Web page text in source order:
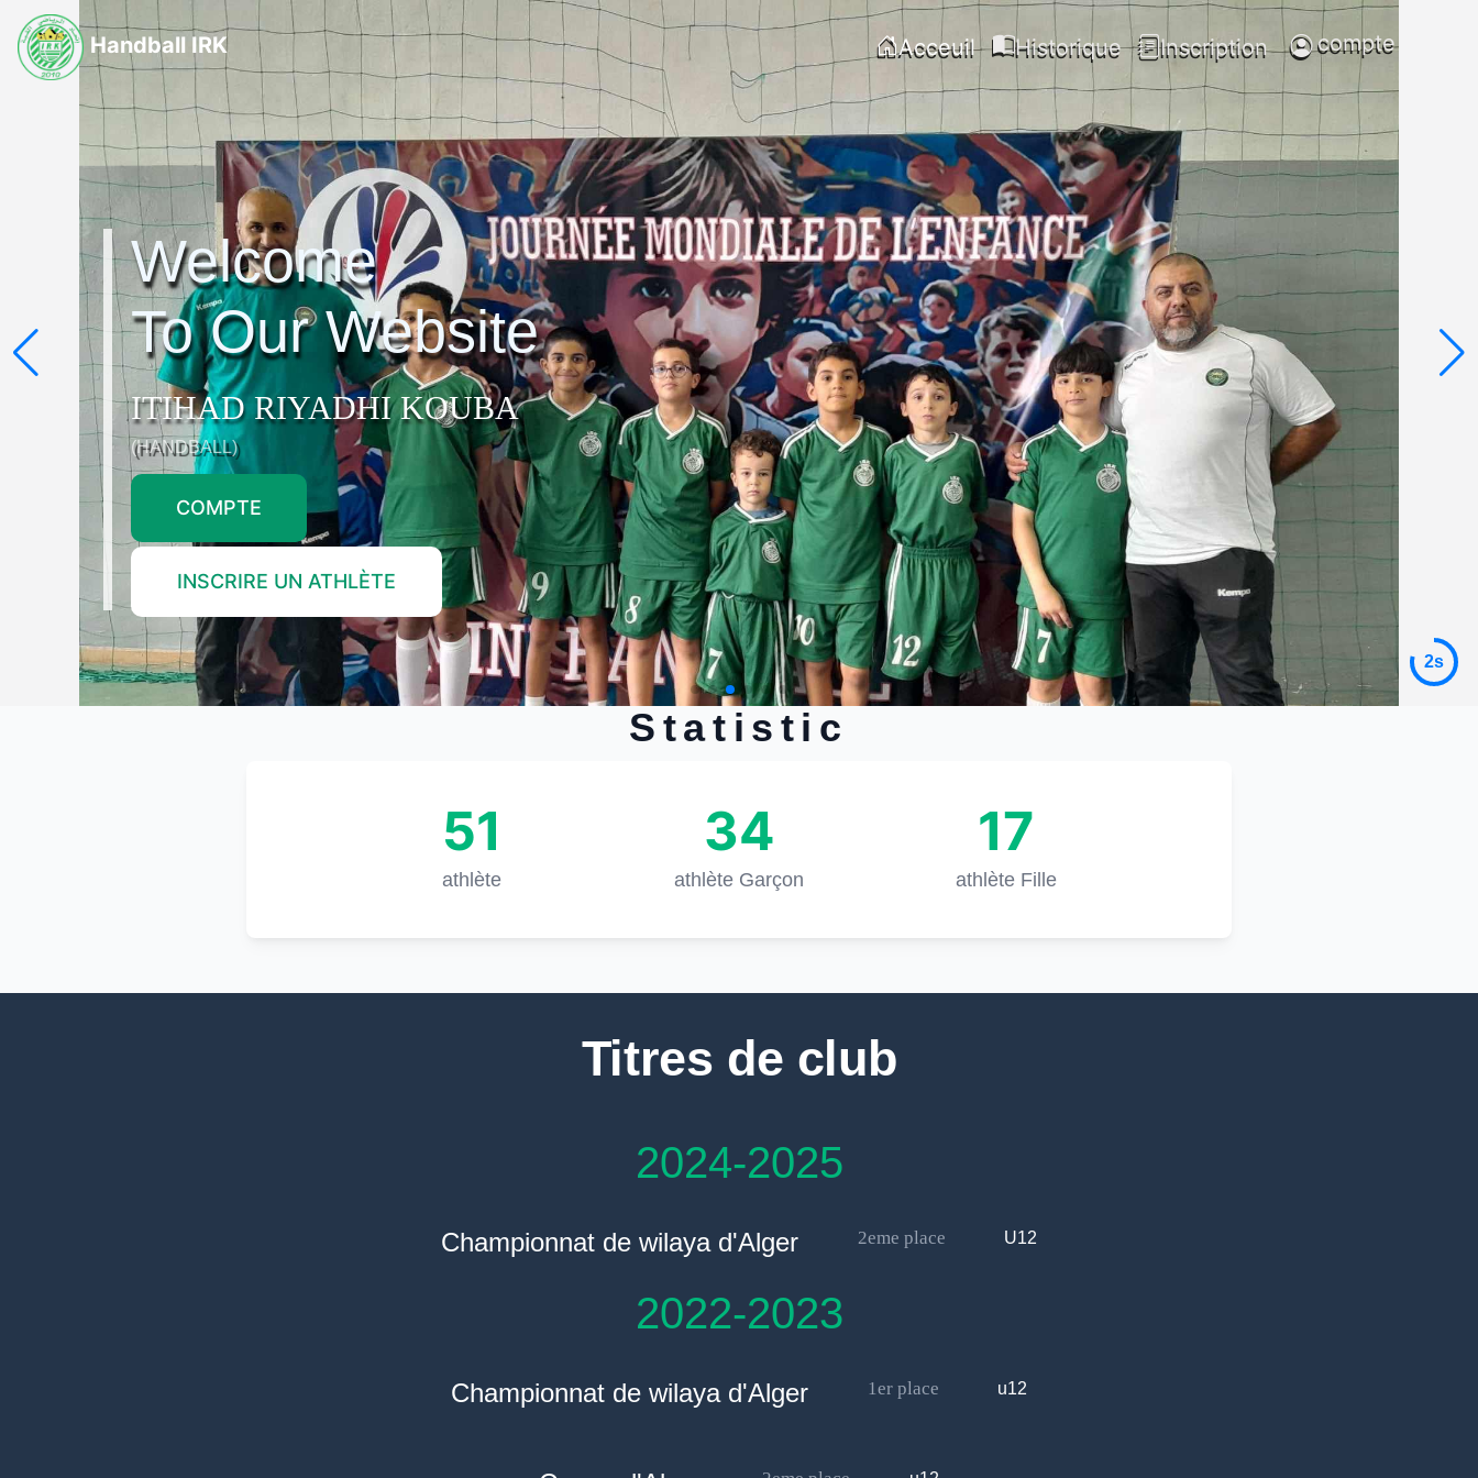
Handball IRK Acceuil Historique Inscription compte
5s
Welcome
To Our Website
ITIHAD RIYADHI KOUBA
(HANDBALL)
COMPTE
INSCRIRE UN ATHLÈTE
Statistic
51
athlète
34
athlète Garçon
17
athlète Fille
Titres de club
2024-2025
Championnat de wilaya d'Alger 2eme place U12
2022-2023
Championnat de wilaya d'Alger 1er place u12